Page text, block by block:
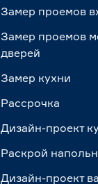
Замер проемов
Замер проемов
дверей
Замер кухни
Рассрочка
Дизайн-проект
Раскрой
Дизайн-проект